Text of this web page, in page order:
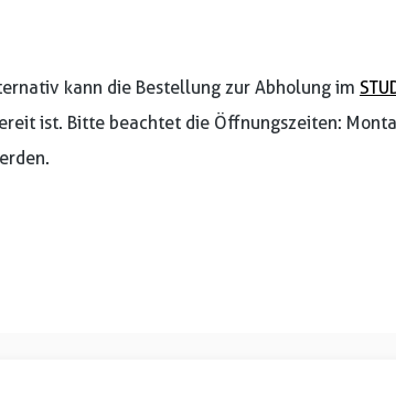
kann die Bestellung zur Abholung im
ist. Bitte beachtet die Öffnungszeiten: